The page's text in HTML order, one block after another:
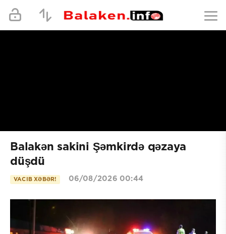
Balakən sakini Şəmkirdə qəzaya
düşdü
VACIB XƏBƏR! 06/08/2026 00:44